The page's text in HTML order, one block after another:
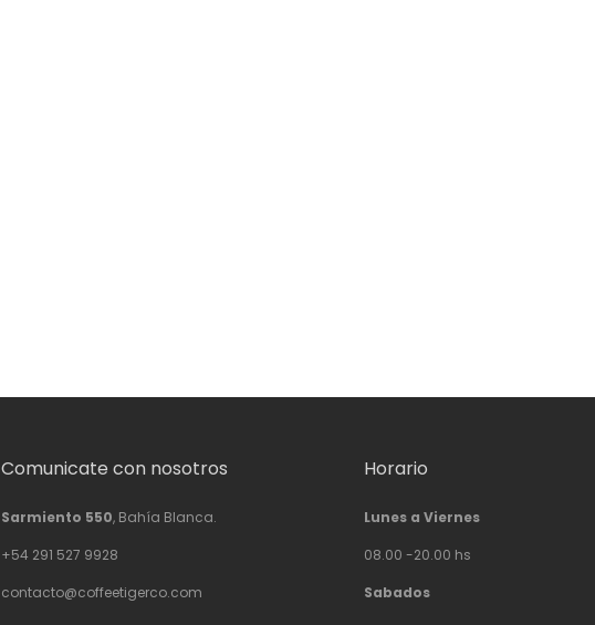
Comunicate con nosotros
Sarmiento 550, Bahía Blanca.
+54 291 527 9928
contacto@coffeetigerco.com
Horario
Lunes a Viernes
08.00 -20.00 hs
Sabados